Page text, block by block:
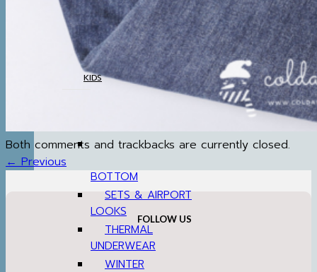
LOOKS
THERMAL
UNDERWEAR
KIDS
BOTTOM
SETS & AIRPORT
LOOKS
THERMAL
UNDERWEAR
WINTER
Both comments and trackbacks are currently closed.
←Previous
FOLLOW US